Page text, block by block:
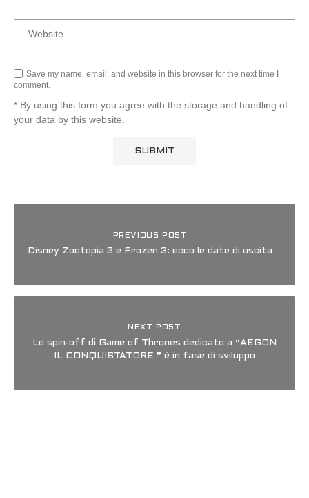
Save my name, email, and website in this browser for the next time I
comment.
* By using this form you agree with the storage and handling of
your data by this website.
PREVIOUS POST
Disney Zootopia 2 e Frozen 3: ecco le date di uscita
NEXT POST
Lo spin-off di Game of Thrones dedicato a “AEGON
IL CONQUISTATORE ” è in fase di sviluppo